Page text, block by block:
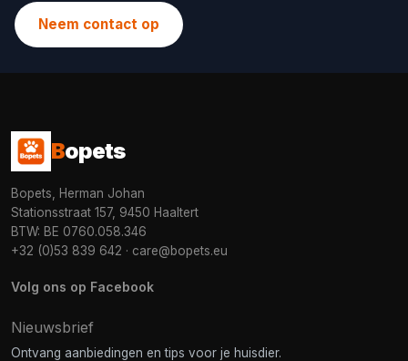
Neem contact op
Bopets
Bopets, Herman Johan
Stationsstraat 157, 9450 Haaltert
BTW: BE 0760.058.346
+32 (0)53 839 642 · care@bopets.eu
Volg ons op Facebook
Nieuwsbrief
Ontvang aanbiedingen en tips voor je huisdier.